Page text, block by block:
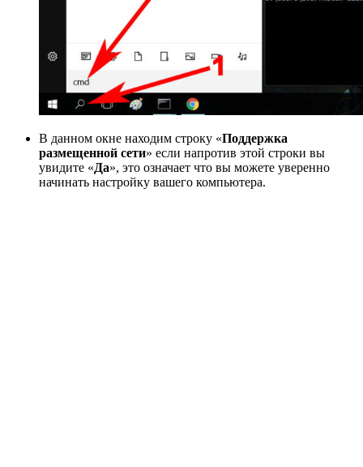
В данном окне находим строку «Поддержка
размещенной сети» если напротив этой строки вы
увидите «Да», это означает что вы можете уверенно
начинать настройку вашего компьютера.